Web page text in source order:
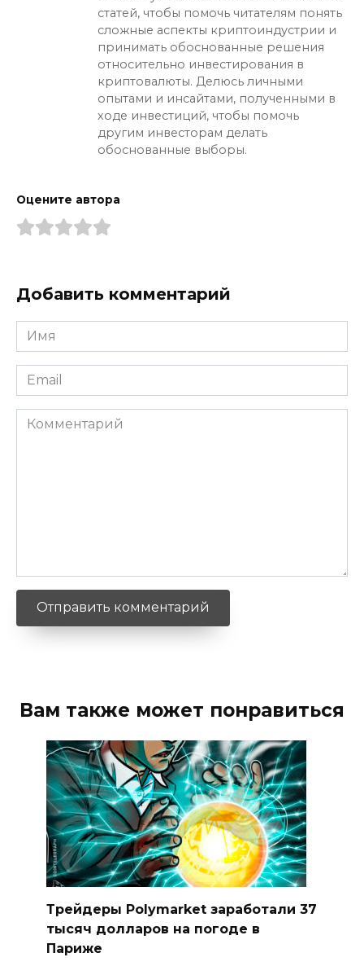
статей, чтобы помочь читателям понять
сложные аспекты криптоиндустрии и
принимать обоснованные решения
относительно инвестирования в
криптовалюты. Делюсь личными
опытами и инсайтами, полученными в
ходе инвестиций, чтобы помочь
другим инвесторам делать
обоснованные выборы.
Оцените автора
Добавить комментарий
Имя
*
Email
*
Комментарий
Вам также может понравиться
Трейдеры Polymarket заработали 37
тысяч долларов на погоде в
Париже